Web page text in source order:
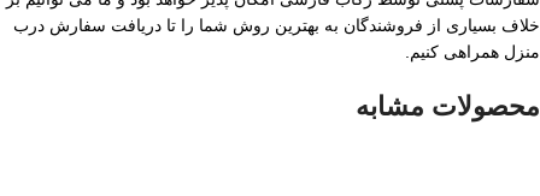
خلاف بسیاری از فروشندگان به بهترین روش شما را تا دریافت سفارش درب
منزل همراهی کنیم.
محصولات مشابه